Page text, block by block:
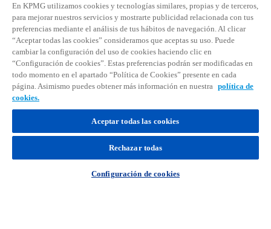
Accede
En KPMG utilizamos cookies y tecnologías similares, propias y de terceros,
para mejorar nuestros servicios y mostrarte publicidad relacionada con tus
preferencias mediante el análisis de tus hábitos de navegación. Al clicar
“Aceptar todas las cookies” consideramos que aceptas su uso. Puede
cambiar la configuración del uso de cookies haciendo clic en
“Configuración de cookies”. Estas preferencias podrán ser modificadas en
todo momento en el apartado “Política de Cookies” presente en cada
página. Asimismo puedes obtener más información en nuestra política de
cookies.
Aceptar todas las cookies
Rechazar todas
Configuración de cookies